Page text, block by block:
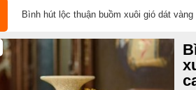
Bình hút lộc thuận buồm xuôi gió dát